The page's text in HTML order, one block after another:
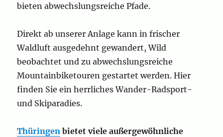
bieten abwechslungsreiche Pfade.
Direkt ab unserer Anlage kann in frischer
Waldluft ausgedehnt gewandert, Wild
beobachtet und zu abwechslungsreiche
Mountainbiketouren gestartet werden. Hier
finden Sie ein herrliches Wander-Radsport-
und Skiparadies.
Thüringen bietet viele außergewöhnliche